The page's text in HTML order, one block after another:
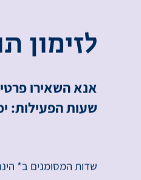
לזימון ת
שעות הפעילות: ימים